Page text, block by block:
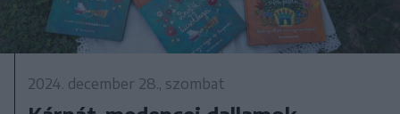
2024. december 28., szombat